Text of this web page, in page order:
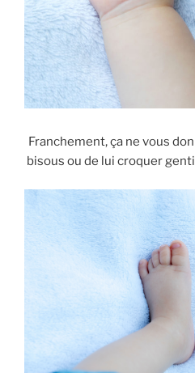
Franchement, ça ne vous
bisous ou de lui croquer